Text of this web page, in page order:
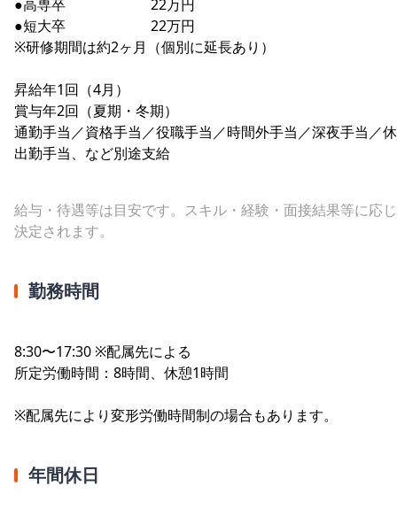
●高専卒 22万円
●短大卒 22万円
※研修期間は約2ヶ月（個別に延長あり）
昇給年1回（4月）
賞与年2回（夏期・冬期）
通勤手当／資格手当／役職手当／時間外手当／深夜手当／
出勤手当、など別途支給
給与・待遇等は目安です。スキル・経験・面接結果等に応
決定されます。
勤務時間
8:30〜17:30 ※配属先による
所定労働時間：8時間、休憩1時間
※配属先により変形労働時間制の場合もあります。
年間休日